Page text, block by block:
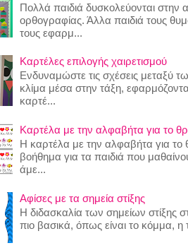
Πολλά παιδιά δυσκολεύονται
ορθογραφίας. Άλλα παιδιά τους
τους εφαρμ...
Καρτέλες επιλογής χαιρετισμού
Ενδυναμώστε τις σχέσεις μεταξύ
κλίμα μέσα στην τάξη,
καρτέ...
Καρτέλα με την αλφαβήτα για το
Η καρτέλα με την αλφαβήτα για το
βοήθημα για τα παιδιά που
άμε...
Αφίσες με τα σημεία στίξης
Η διδασκαλία των σημείων στίξης
πιο βασικά, όπως είναι το κόμμα, η